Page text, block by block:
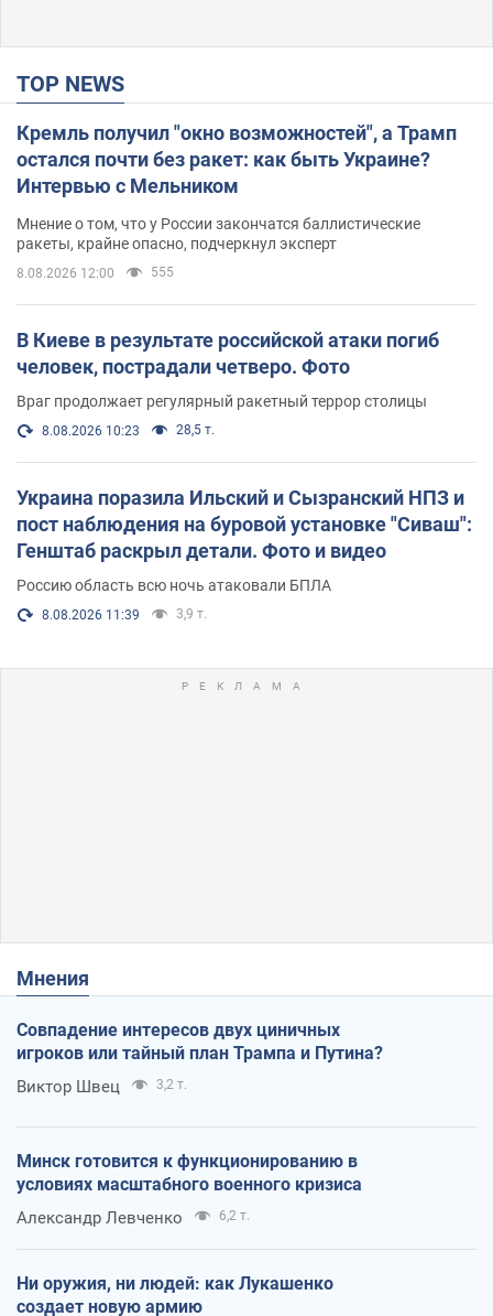
TOP NEWS
Кремль получил "окно возможностей", а Трамп
остался почти без ракет: как быть Украине?
Интервью с Мельником
Мнение о том, что у России закончатся баллистические
ракеты, крайне опасно, подчеркнул эксперт
8.08.2026 12:00 555
В Киеве в результате российской атаки погиб
человек, пострадали четверо. Фото
Враг продолжает регулярный ракетный террор столицы
8.08.2026 10:23 28,5 т.
Украина поразила Ильский и Сызранский НПЗ и
пост наблюдения на буровой установке "Сиваш":
Генштаб раскрыл детали. Фото и видео
Россию область всю ночь атаковали БПЛА
8.08.2026 11:39 3,9 т.
Мнения
Совпадение интересов двух циничных
игроков или тайный план Трампа и Путина?
Виктор Швец 3,2 т.
Минск готовится к функционированию в
условиях масштабного военного кризиса
Александр Левченко 6,2 т.
Ни оружия, ни людей: как Лукашенко
создает новую армию